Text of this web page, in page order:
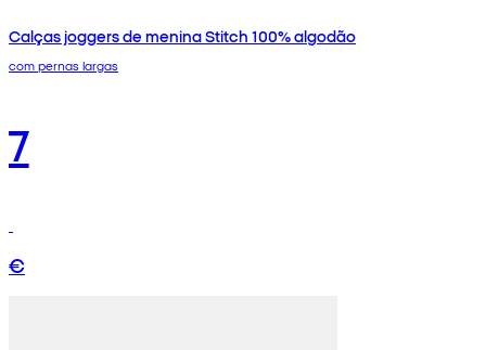
Calças joggers de menina Stitch 100% algodão
com pernas largas
7
€